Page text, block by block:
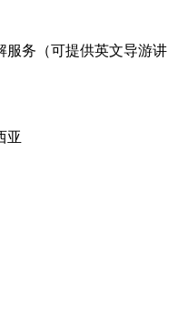
服务（可提供英文导游讲
亚